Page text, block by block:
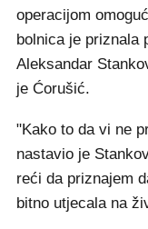
operacijom
bolnica je priznala
Aleksandar
je Ćorušić.
"Kako to da vi ne
nastavio je
reći da priznajem
bitno utjecala na